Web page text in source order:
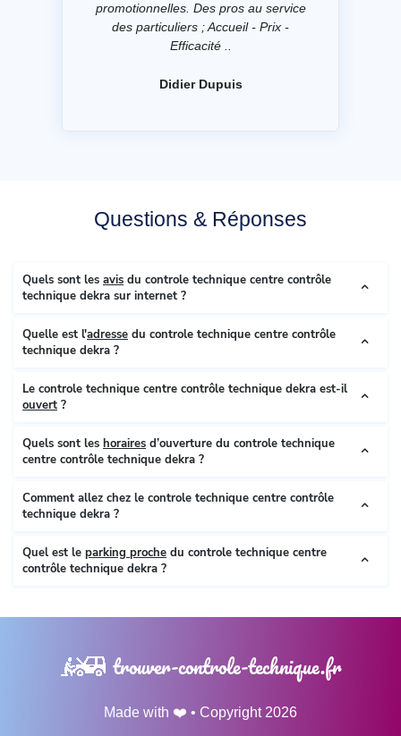
promotionnelles. Des pros au service
des particuliers ; Accueil - Prix -
Efficacité ..
Didier Dupuis
Questions & Réponses
Quels sont les avis du controle technique centre contrôle
technique dekra sur internet ?
Quelle est l'adresse du controle technique centre contrôle
technique dekra ?
Le controle technique centre contrôle technique dekra est-il
ouvert ?
Quels sont les horaires d’ouverture du controle technique
centre contrôle technique dekra ?
Comment allez chez le controle technique centre contrôle
technique dekra ?
Quel est le parking proche du controle technique centre
contrôle technique dekra ?
trouver-controle-technique.fr
Made with ❤️ • Copyright 2026